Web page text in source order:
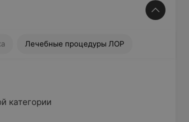
Лечебные процедуры ЛОР
Лечебные процедуры ЛОР
категории